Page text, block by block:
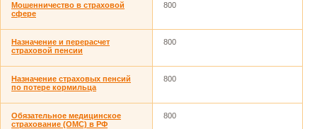
Мошенничество в страховой
сфере
800
Назначение и перерасчет
страховой пенсии
800
Назначение страховых пенсий
по потере кормильца
800
Обязательное медицинское
страхование (ОМС) в РФ
800